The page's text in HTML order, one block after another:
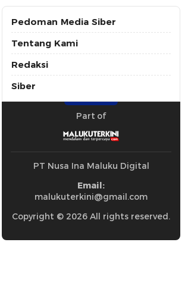
Pedoman Media Siber
Tentang Kami
Redaksi
Siber
Part of
PT Nusa Ina Maluku Digital
Email:
malukuterkini@gmail.com
Copyright © 2026 All rights reserved.